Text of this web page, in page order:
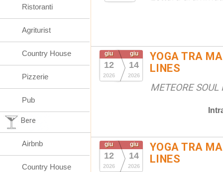
giu
12
2026
giu
14
2026
YOGA TRA
LINES
METEORE
giu
12
2026
giu
14
2026
YOGA TRA
LINES
Ristoranti
Agriturist
Country House
Pizzerie
Pub
Bere
Airbnb
Country House